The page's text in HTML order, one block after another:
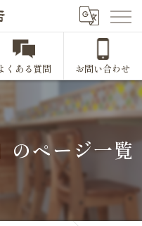
くある質問 お問い合わせ
のページ一覧